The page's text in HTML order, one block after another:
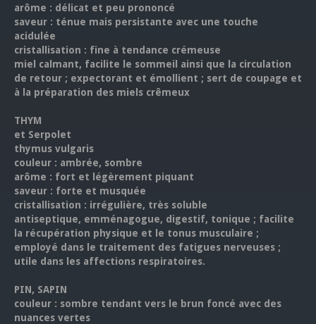
arôme : délicat et peu prononcé
saveur : ténue mais persistante avec une touche
acidulée
cristallisation : fine à tendance crémeuse
miel calmant, facilite le sommeil ainsi que la circulation
de retour ; expectorant et émollient ; sert de coupage et
à la préparation des miels crêmeux
THYM
et Serpolet
thymus vulgaris
couleur : ambrée, sombre
arôme : fort et légèrement piquant
saveur : forte et musquée
cristallisation : irrégulière, très soluble
antiseptique, emménagogue, digestif, tonique ; facilite
la récupération physique et le tonus musculaire ;
employé dans le traitement des fatigues nerveuses ;
utile dans les affections respiratoires.
PIN, SAPIN
couleur : sombre tendant vers le brun foncé avec des
nuances vertes